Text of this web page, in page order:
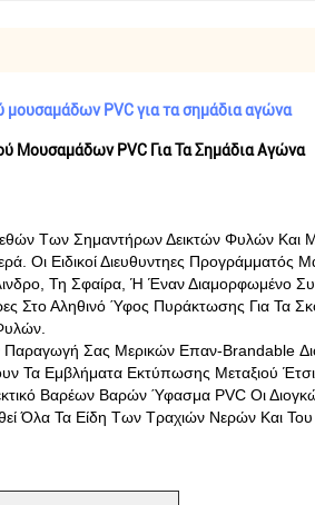
μουσαμάδων PVC για τα σημάδια αγώνα
Μουσαμάδων PVC Για Τα Σημάδια Αγώνα
Των Σημαντήρων Δεικτών Φυλών Και
Οι Ειδικοί Διευθυντηες
Τη Σφαίρα, Ή Έναν Διαμορφωμένο
Αληθινό Ύφος Πυράκτωσης Για Τα
Σας Μερικών Επαν-Brandable
Τα Εμβλήματα Εκτύπωσης Μεταξιού
Βαρέων Βαρών Ύφασμα PVC Οι
Όλα Τα Είδη Των Τραχιών Νερών Και Του